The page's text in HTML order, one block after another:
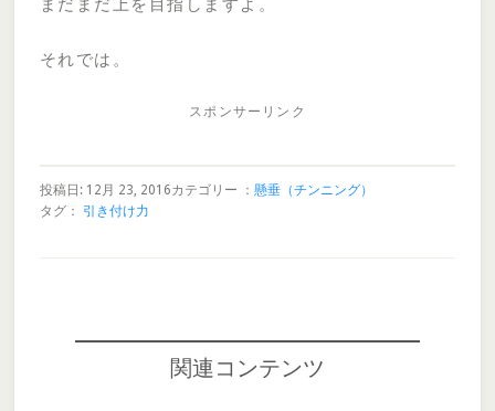
まだまだ上を目指しますよ。
それでは。
スポンサーリンク
投稿日: 12月 23, 2016カテゴリー ： 懸垂（チンニング）
タグ： 引き付け力
関連コンテンツ